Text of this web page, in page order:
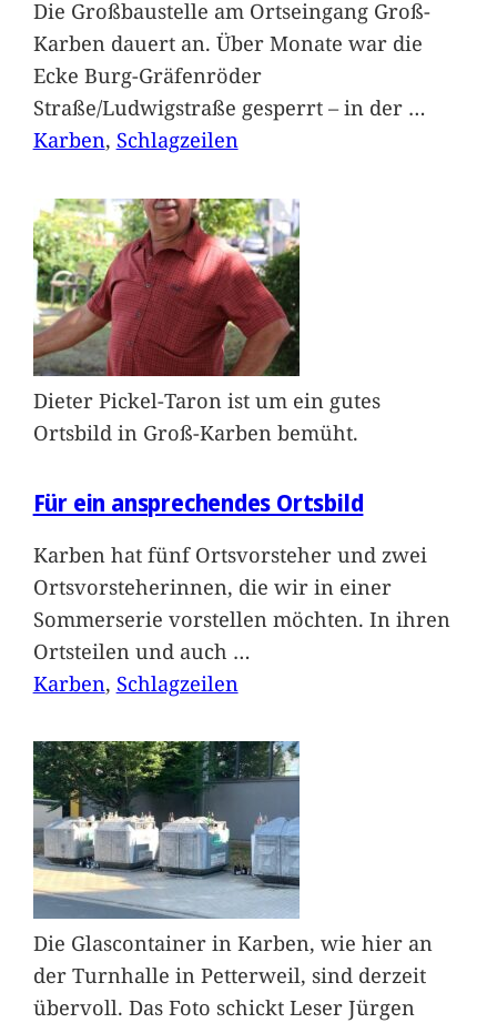
Die Großbaustelle am Ortseingang Groß-
Karben dauert an. Über Monate war die
Ecke Burg-Gräfenröder
Straße/Ludwigstraße gesperrt – in der …
Karben, Schlagzeilen
Dieter Pickel-Taron ist um ein gutes
Ortsbild in Groß-Karben bemüht.
Für ein ansprechendes Ortsbild
Karben hat fünf Ortsvorsteher und zwei
Ortsvorsteherinnen, die wir in einer
Sommerserie vorstellen möchten. In ihren
Ortsteilen und auch …
Karben, Schlagzeilen
Die Glascontainer in Karben, wie hier an
der Turnhalle in Petterweil, sind derzeit
übervoll. Das Foto schickt Leser Jürgen